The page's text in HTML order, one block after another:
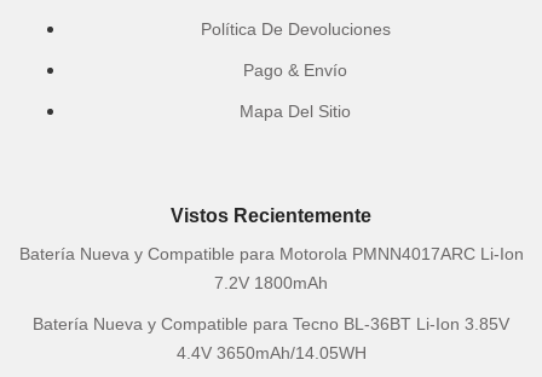
Política De Devoluciones
Pago & Envío
Mapa Del Sitio
Vistos Recientemente
Batería Nueva y Compatible para Motorola PMNN4017ARC Li-Ion
7.2V 1800mAh
Batería Nueva y Compatible para Tecno BL-36BT Li-Ion 3.85V
4.4V 3650mAh/14.05WH